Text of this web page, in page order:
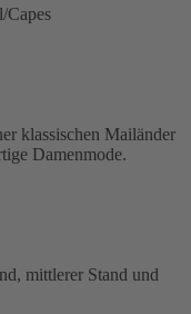
Capes
klassischen Mailänder
Damenmode.
mittlerer Stand und